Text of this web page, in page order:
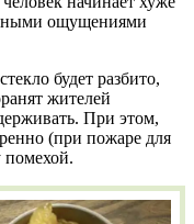
ощущениями
будет разбито,
жителей
При этом,
(при пожаре для
помехой.